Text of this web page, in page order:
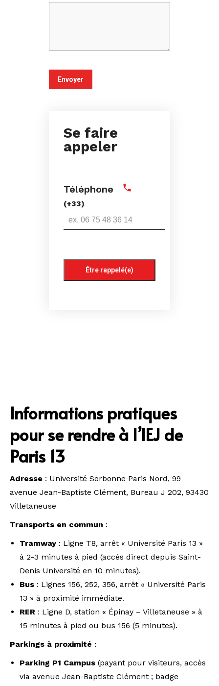
Se faire
appeler
Téléphone
(+33)
Informations pratiques
pour se rendre à l’IEJ de
Paris 13
Adresse : Université Sorbonne Paris Nord, 99
avenue Jean-Baptiste Clément, Bureau J 202, 93430
Villetaneuse
Transports en commun :
Tramway : Ligne T8, arrêt « Université Paris 13 »
à 2-3 minutes à pied (accès direct depuis Saint-
Denis Université en 10 minutes).
Bus : Lignes 156, 252, 356, arrêt « Université Paris
13 » à proximité immédiate.
RER : Ligne D, station « Épinay – Villetaneuse » à
15 minutes à pied ou bus 156 (5 minutes).
Parkings à proximité :
Parking P1 Campus (payant pour visiteurs, accès
via avenue Jean-Baptiste Clément ; badge